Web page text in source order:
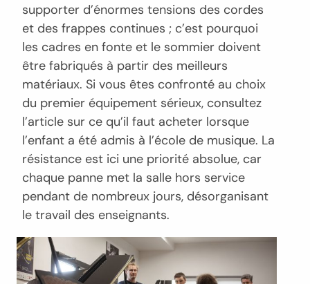
supporter d’énormes tensions des cordes
et des frappes continues ; c’est pourquoi
les cadres en fonte et le sommier doivent
être fabriqués à partir des meilleurs
matériaux. Si vous êtes confronté au choix
du premier équipement sérieux, consultez
l’article sur ce qu’il faut acheter lorsque
l’enfant a été admis à l’école de musique. La
résistance est ici une priorité absolue, car
chaque panne met la salle hors service
pendant de nombreux jours, désorganisant
le travail des enseignants.